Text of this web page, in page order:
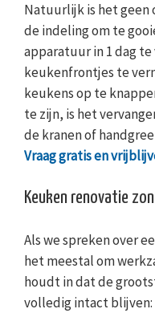
Natuurlijk is het geen
de indeling om te
apparatuur in 1 dag
keukenfrontjes te
keukens op te
te zijn, is het
de kranen of
Vraag gratis en
Keuken renovatie
Als we spreken over
het meestal om
houdt in dat de
volledig intact